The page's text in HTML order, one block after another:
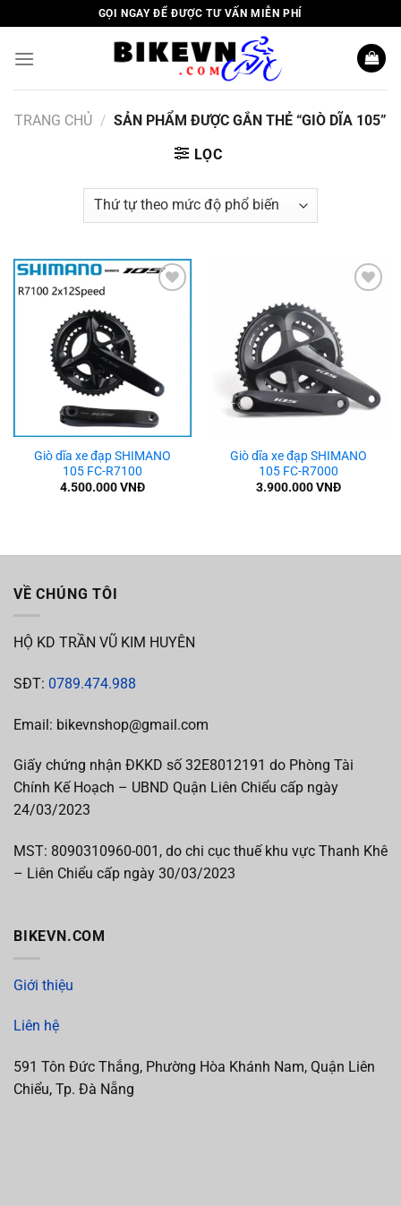
to
content
GỌI NGAY ĐỂ ĐƯỢC TƯ VẤN MIỄN PHÍ
TRANG CHỦ / SẢN PHẨM ĐƯỢC GẮN THẺ “GIÒ DĨA 105”
LỌC
Giò dĩa xe đạp SHIMANO
105 FC-R7100
4.500.000VNĐ
Giò dĩa xe đạp SHIMANO
105 FC-R7000
3.900.000VNĐ
VỀ CHÚNG TÔI
HỘ KD TRẦN VŨ KIM HUYÊN
SĐT: 0789.474.988
Email: bikevnshop@gmail.com
Giấy chứng nhận ĐKKD số 32E8012191 do Phòng Tài
Chính Kế Hoạch – UBND Quận Liên Chiểu cấp ngày
24/03/2023
MST: 8090310960-001, do chi cục thuế khu vực Thanh Khê
– Liên Chiểu cấp ngày 30/03/2023
BIKEVN.COM
Giới thiệu
Liên hệ
591 Tôn Đức Thắng, Phường Hòa Khánh Nam, Quận Liên
Chiểu, Tp. Đà Nẵng